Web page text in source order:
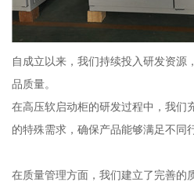
自成立以来，我们持续投入研发资源
品质量。
在高压软启动柜的研发过程中，我们
的特殊需求，确保产品能够满足不同
在质量管理方面，我们建立了完善的